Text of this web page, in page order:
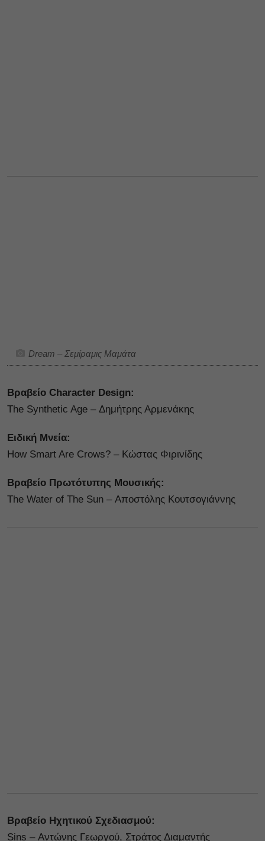
Dream – Σεμίραμις Μαμάτα
Βραβείο Character Design:
The Synthetic Age – Δημήτρης Αρμενάκης
Ειδική Μνεία:
How Smart Are Crows? – Κώστας Φιρινίδης
Βραβείο Πρωτότυπης Μουσικής:
The Water of The Sun – Αποστόλης Κουτσογιάννης
Βραβείο Ηχητικού Σχεδιασμού:
Sins – Αντώνης Γεωργού, Στράτος Διαμαντής